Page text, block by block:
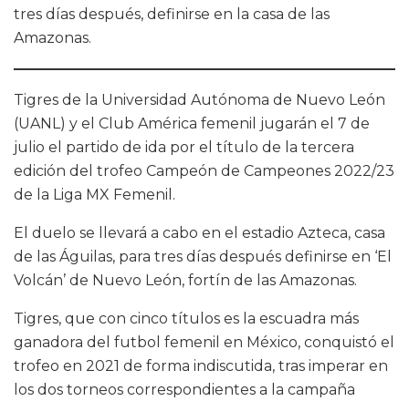
tres días después, definirse en la casa de las
Amazonas.
Tigres de la Universidad Autónoma de Nuevo León
(UANL) y el Club América femenil jugarán el 7 de
julio el partido de ida por el título de la tercera
edición del trofeo Campeón de Campeones 2022/23
de la Liga MX Femenil.
El duelo se llevará a cabo en el estadio Azteca, casa
de las Águilas, para tres días después definirse en ‘El
Volcán’ de Nuevo León, fortín de las Amazonas.
Tigres, que con cinco títulos es la escuadra más
ganadora del futbol femenil en México, conquistó el
trofeo en 2021 de forma indiscutida, tras imperar en
los dos torneos correspondientes a la campaña